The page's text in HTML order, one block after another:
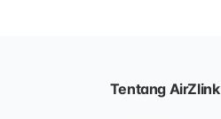
Tentang AirZlink